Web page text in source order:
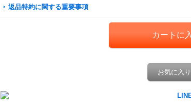
返品特約に関する重要事項
お気に入